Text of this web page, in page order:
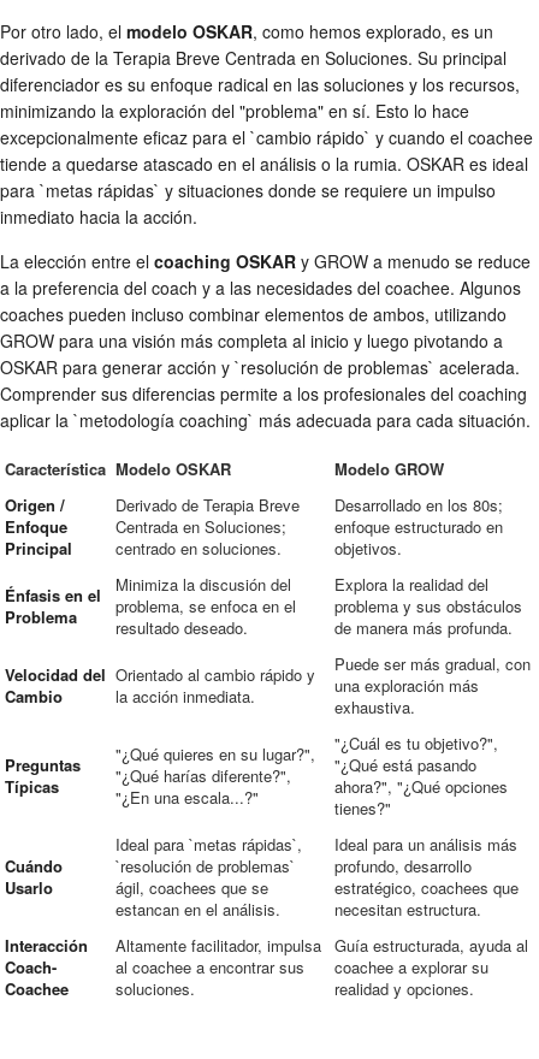
Por otro lado, el modelo OSKAR, como hemos explorado, es un
derivado de la Terapia Breve Centrada en Soluciones. Su principal
diferenciador es su enfoque radical en las soluciones y los recursos,
minimizando la exploración del "problema" en sí. Esto lo hace
excepcionalmente eficaz para el `cambio rápido` y cuando el coachee
tiende a quedarse atascado en el análisis o la rumia. OSKAR es ideal
para `metas rápidas` y situaciones donde se requiere un impulso
inmediato hacia la acción.
La elección entre el coaching OSKAR y GROW a menudo se reduce
a la preferencia del coach y a las necesidades del coachee. Algunos
coaches pueden incluso combinar elementos de ambos, utilizando
GROW para una visión más completa al inicio y luego pivotando a
OSKAR para generar acción y `resolución de problemas` acelerada.
Comprender sus diferencias permite a los profesionales del coaching
aplicar la `metodología coaching` más adecuada para cada situación.
Característica Modelo OSKAR
Modelo GROW
Origen /
Enfoque
Principal
Derivado de Terapia Breve
Centrada en Soluciones;
centrado en soluciones.
Desarrollado en los 80s;
enfoque estructurado en
objetivos.
Énfasis en el
Problema
Minimiza la discusión del
problema, se enfoca en el
resultado deseado.
Explora la realidad del
problema y sus obstáculos
de manera más profunda.
Velocidad del
Cambio
Orientado al cambio rápido y
la acción inmediata.
Puede ser más gradual, con
una exploración más
exhaustiva.
Preguntas
Típicas
"¿Qué quieres en su lugar?",
"¿Qué harías diferente?",
"¿En una escala...?"
"¿Cuál es tu objetivo?",
"¿Qué está pasando
ahora?", "¿Qué opciones
tienes?"
Cuándo
Usarlo
Ideal para `metas rápidas`,
`resolución de problemas`
ágil, coachees que se
estancan en el análisis.
Ideal para un análisis más
profundo, desarrollo
estratégico, coachees que
necesitan estructura.
Interacción
Coach-
Coachee
Altamente facilitador, impulsa
al coachee a encontrar sus
soluciones.
Guía estructurada, ayuda al
coachee a explorar su
realidad y opciones.